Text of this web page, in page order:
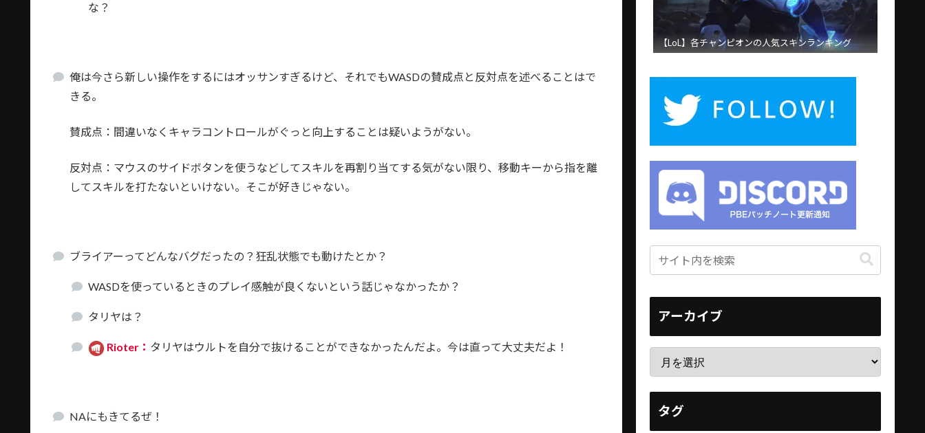
な？
俺は今さら新しい操作をするにはオッサンすぎるけど、それでもWASDの賛成点と反対点を述べることはで
きる。
賛成点：間違いなくキャラコントロールがぐっと向上することは疑いようがない。
反対点：マウスのサイドボタンを使うなどしてスキルを再割り当てする気がない限り、移動キーから指を離
してスキルを打たないといけない。そこが好きじゃない。
ブライアーってどんなバグだったの？狂乱状態でも動けたとか？
WASDを使っているときのプレイ感触が良くないという話じゃなかったか？
タリヤは？
Rioter： タリヤはウルトを自分で抜けることができなかったんだよ。今は直って大丈夫だよ！
NAにもきてるぜ！
【LoL】各チャンピオンの人気スキンランキング
アーカイブ
タグ